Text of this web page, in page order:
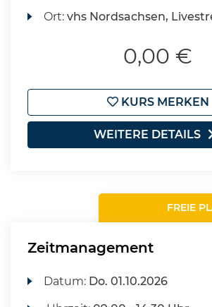
Ort:vhs Nordsachsen,
0,00 €
KURS MERKEN
WEITERE DETAILS
FREIE
Zeitmanagement
Datum: Do. 01.10.2026